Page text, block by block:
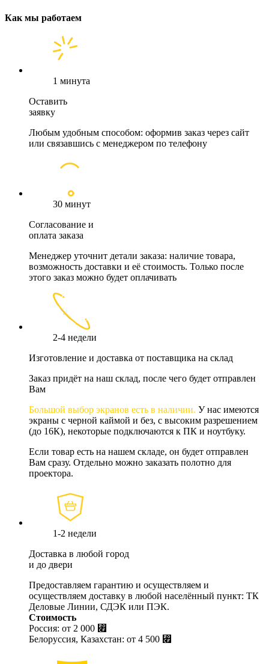
Как мы работаем
1 минута
Оставить
заявку
Любым удобным способом: оформив заказ через сайт
или связавшись с менеджером по телефону
30 минут
Согласование и
оплата заказа
Менеджер уточнит детали заказа: наличие товара,
возможность доставки и её стоимость. Только после
этого заказ можно будет оплачивать
2-4 недели
Изготовление и доставка от поставщика на склад
Заказ придёт на наш склад, после чего будет отправлен
Вам
Большой выбор экранов есть в наличии. У нас имеются
экраны с черной каймой и без, с высоким разрешением
(до 16К), некоторые подключаются к ПК и ноутбуку.
Если товар есть на нашем складе, он будет отправлен
Вам сразу. Отдельно можно заказать полотно для
проектора.
1-2 недели
Доставка в любой город
и до двери
Предоставляем гарантию и осуществляем и
осуществляем доставку в любой населённый пункт: ТК
Деловые Линии, СДЭК или ПЭК.
Стоимость
Россия: от 2 000 ⃏
Белоруссия, Казахстан: от 4 500 ⃏